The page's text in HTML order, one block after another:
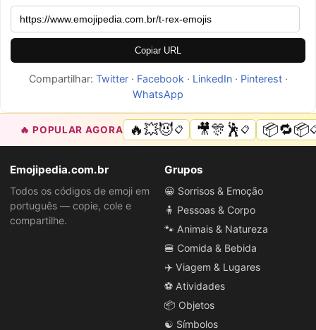
Copiar URL
Compartilhar: Twitter· Facebook · LinkedIn· Pinterest·
WhatsApp
🔥 POPULAR AGORA 🔥💥😈📋 🎥🎊🕺📋 📦🔁📦
Emojipedia.com.br
Todos os códigos de emoji em
português — copie, cole e
compartilhe.
Grupos
😀 Sorrisos & Emoção
🧍 Pessoas & Corpo
🐾 Animais & Natureza
🍔 Comida & Bebida
✈️ Viagem & Lugares
⚽ Atividades
📦 Objetos
☯️ Símbolos